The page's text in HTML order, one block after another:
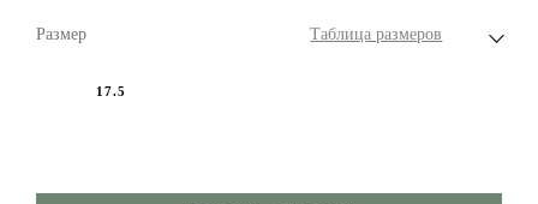
Размер Таблица размеров
17.5